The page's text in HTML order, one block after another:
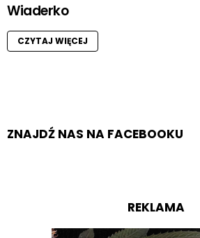
Wiaderko
CZYTAJ WIĘCEJ
ZNAJDŹ NAS NA FACEBOOKU
REKLAMA